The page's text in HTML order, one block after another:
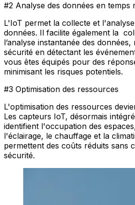
#2 Analyse des données en temps
L'IoT permet la collecte et
données. Il facilite également la
l’analyse instantanée des
sécurité en détectant les
vous êtes équipés pour des
minimisant les risques potentiels.
#3 Optimisation des ressources
L'optimisation des ressources
Les capteurs IoT, désormais
identifient l'occupation des
l'éclairage, le chauffage et la
permettent des coûts réduits sans
sécurité.